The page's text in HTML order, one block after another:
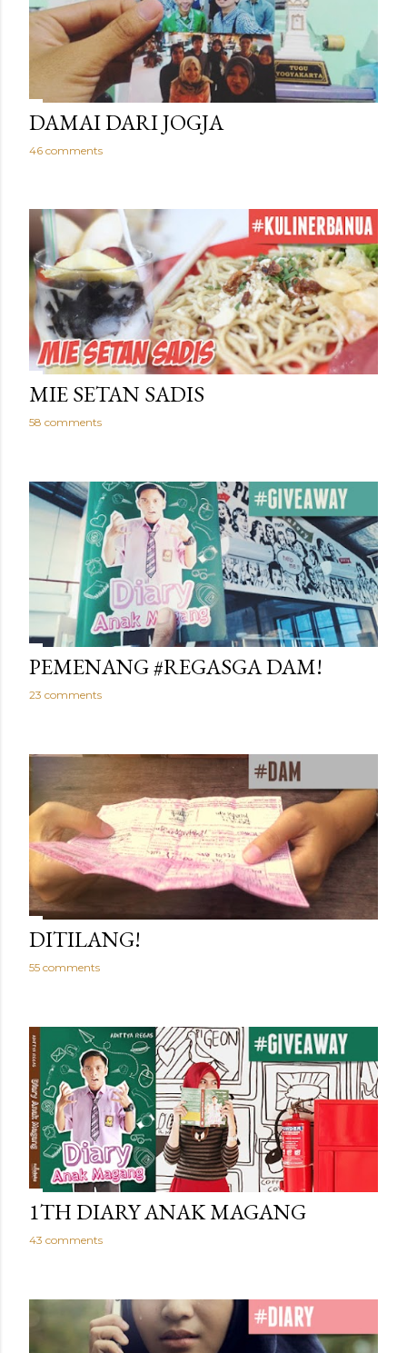
DAMAI DARI JOGJA
46 comments
MIE SETAN SADIS
58 comments
PEMENANG #REGASGA DAM!
23 comments
DITILANG!
55 comments
1TH DIARY ANAK MAGANG
43 comments